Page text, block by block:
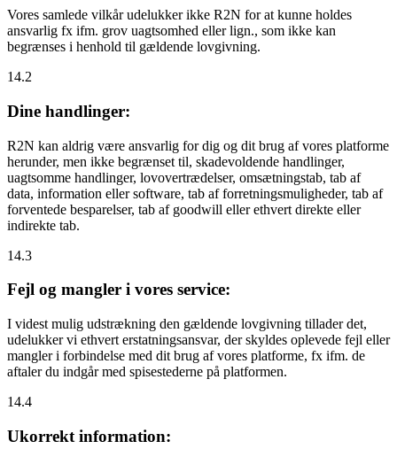
Vores samlede vilkår udelukker ikke R2N for at kunne holdes
ansvarlig fx ifm. grov uagtsomhed eller lign., som ikke kan
begrænses i henhold til gældende lovgivning.
14.2
Dine handlinger:
R2N kan aldrig være ansvarlig for dig og dit brug af vores platforme
herunder, men ikke begrænset til, skadevoldende handlinger,
uagtsomme handlinger, lovovertrædelser, omsætningstab, tab af
data, information eller software, tab af forretningsmuligheder, tab af
forventede besparelser, tab af goodwill eller ethvert direkte eller
indirekte tab.
14.3
Fejl og mangler i vores service:
I videst mulig udstrækning den gældende lovgivning tillader det,
udelukker vi ethvert erstatningsansvar, der skyldes oplevede fejl eller
mangler i forbindelse med dit brug af vores platforme, fx ifm. de
aftaler du indgår med spisestederne på platformen.
14.4
Ukorrekt information: